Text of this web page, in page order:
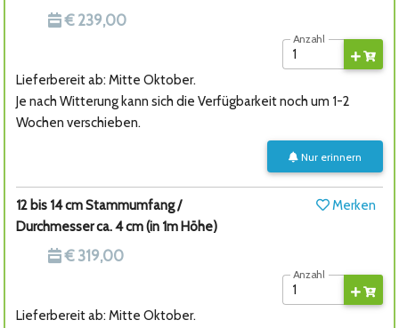
€ 239,00
Anzahl
Lieferbereit ab: Mitte Oktober.
Je nach Witterung kann sich die Verfügbarkeit noch um 1-2
Wochen verschieben.
Nur erinnern
12 bis 14 cm Stammumfang /
Durchmesser ca. 4 cm (in 1m Höhe)
Merken
€ 319,00
Anzahl
Lieferbereit ab: Mitte Oktober.